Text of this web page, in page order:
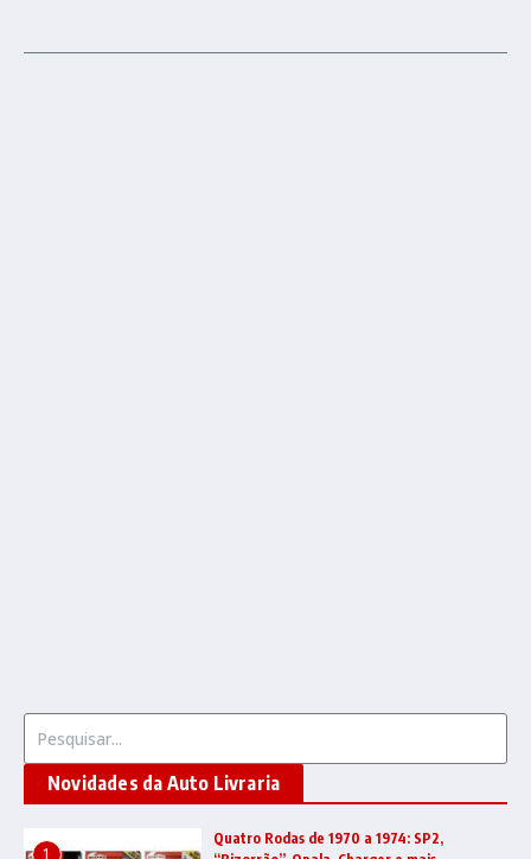
Novidades da Auto Livraria
1
Quatro Rodas de 1970 a 1974: SP2,